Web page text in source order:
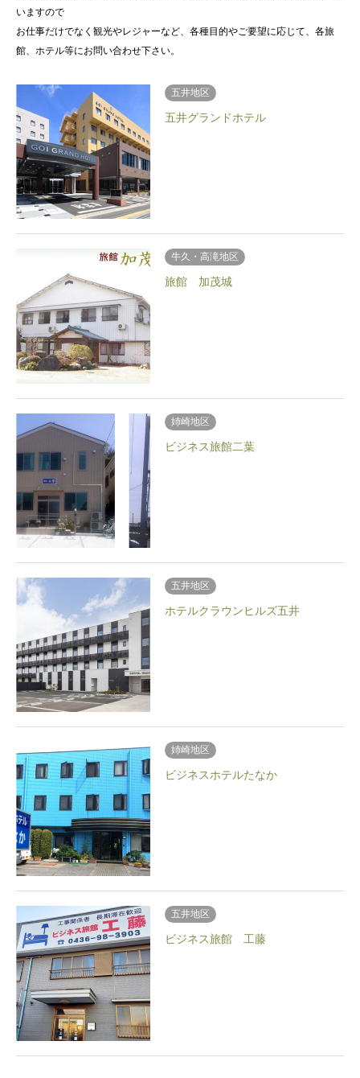
いますので
お仕事だけでなく観光やレジャーなど、各種目的やご要望に応じて、各旅
館、ホテル等にお問い合わせ下さい。
五井地区
五井グランドホテル
牛久・高滝地区
旅館 加茂城
姉崎地区
ビジネス旅館二葉
五井地区
ホテルクラウンヒルズ五井
姉崎地区
ビジネスホテルたなか
五井地区
ビジネス旅館 工藤